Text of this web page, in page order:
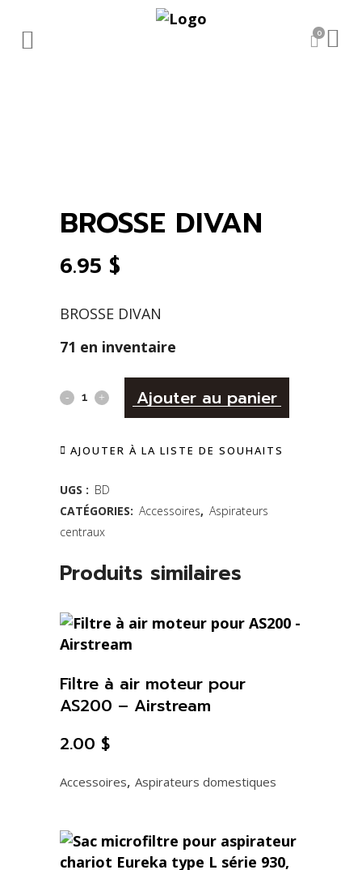
0
BROSSE DIVAN
6.95 $
BROSSE DIVAN
71 en inventaire
BROSSE
quantity
Ajouter au panier
AJOUTER À LA LISTE DE SOUHAITS
UGS : BD
CATÉGORIES: Accessoires, Aspirateurs
centraux
Produits similaires
Accessoires, Aspirateurs domestiques
Filtre à air moteur pour
AS200 – Airstream
2.00 $